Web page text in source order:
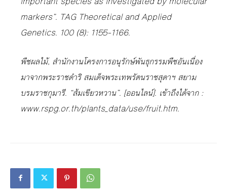
markers”. TAG Theoretical and Applied
Genetics. 100 (8): 1155–1166.
พืชผลไม้, สำนักงานโครงการอนุรักษ์พันธุกรรมพืชอันเนื่อง
มาจากพระราชดำริ สมเด็จพระเทพรัตนราชสุดาฯ สยาม
บรมราชกุมารี. “ส้มเขียวหวาน”. [ออนไลน์]. เข้าถึงได้จาก :
www.rspg.or.th/plants_data/use/fruit.htm.